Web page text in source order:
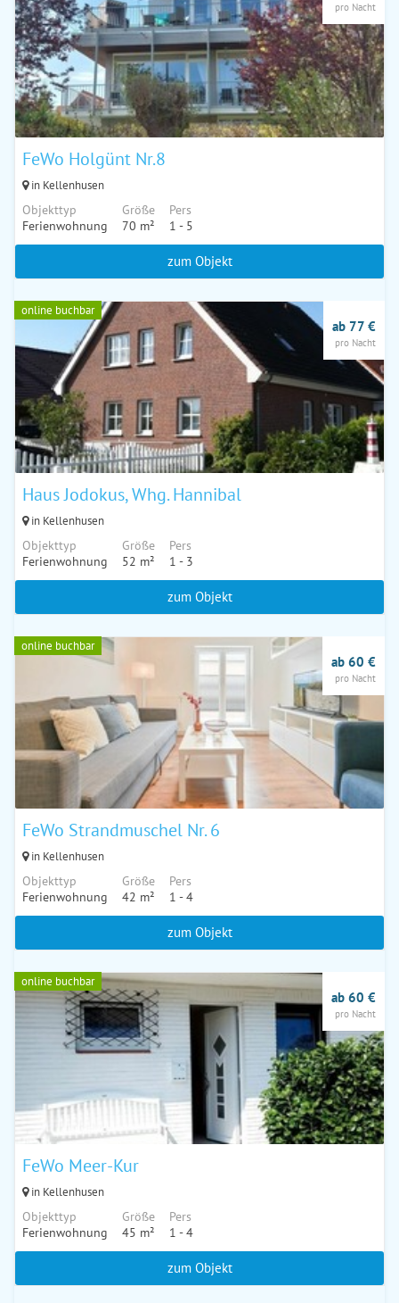
FeWo Holgünt Nr.8
in Kellenhusen
Objekttyp
Ferienwohnung
Größe
70 m²
Pers
1 - 5
pro Nacht
zum Objekt
online buchbar
Haus Jodokus, Whg. Hannibal
in Kellenhusen
Objekttyp
Ferienwohnung
Größe
52 m²
Pers
1 - 3
ab 77 €
pro Nacht
zum Objekt
online buchbar
FeWo Strandmuschel Nr. 6
in Kellenhusen
Objekttyp
Ferienwohnung
Größe
42 m²
Pers
1 - 4
ab 60 €
pro Nacht
zum Objekt
online buchbar
FeWo Meer-Kur
in Kellenhusen
Objekttyp
Ferienwohnung
Größe
45 m²
Pers
1 - 4
ab 60 €
pro Nacht
zum Objekt